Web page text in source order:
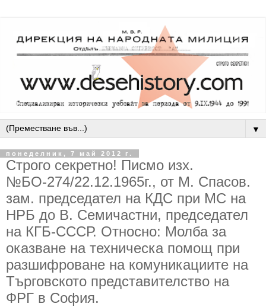
▼
понеделник, 7 май 2012 г.
Строго секретно! Писмо изх.
№БО-274/22.12.1965г., от М. Спасов.
зам. председател на КДС при МС на
НРБ до В. Семичастни, председател
на КГБ-СССР. Относно: Молба за
оказване на техническа помощ при
разшифроване на комуникациите на
Търговското представителство на
ФРГ в София.